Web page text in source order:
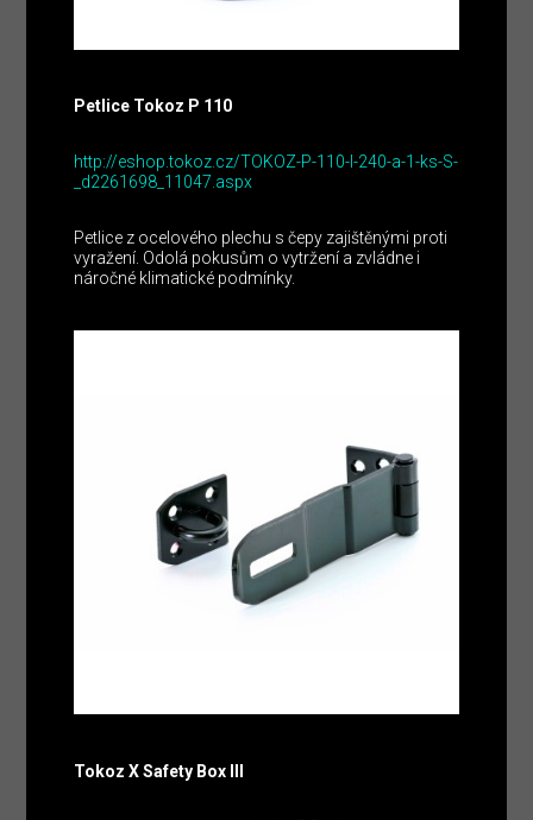
Petlice Tokoz P 110
http://eshop.tokoz.cz/TOKOZ-P-110-I-240-a-1-ks-S-
_d2261698_11047.aspx
Petlice z ocelového plechu s čepy zajištěnými proti
vyražení. Odolá pokusům o vytržení a zvládne i
náročné klimatické podmínky.
Tokoz X Safety Box III